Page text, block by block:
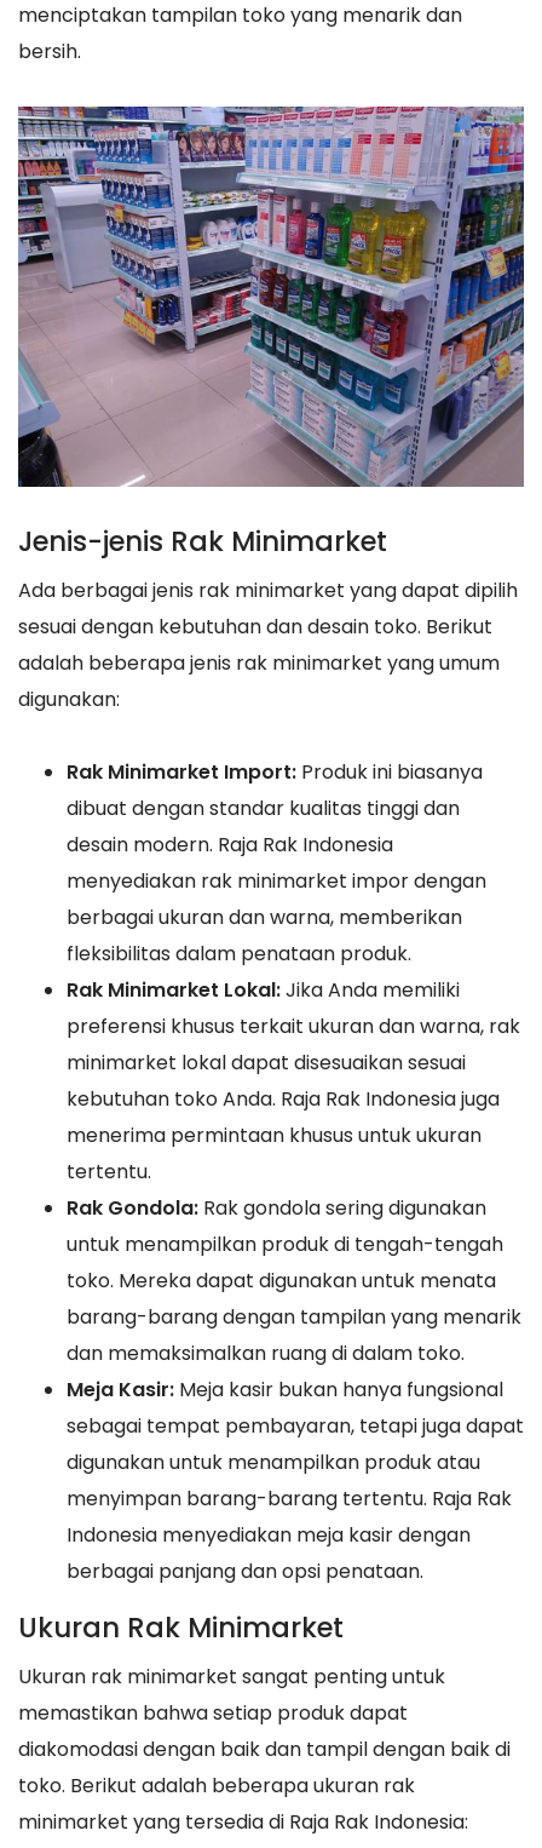
menciptakan tampilan toko yang menarik dan
bersih.
Jenis-jenis Rak Minimarket
Ada berbagai jenis rak minimarket yang dapat dipilih
sesuai dengan kebutuhan dan desain toko. Berikut
adalah beberapa jenis rak minimarket yang umum
digunakan:
Rak Minimarket Import: Produk ini biasanya
dibuat dengan standar kualitas tinggi dan
desain modern. Raja Rak Indonesia
menyediakan rak minimarket impor dengan
berbagai ukuran dan warna, memberikan
fleksibilitas dalam penataan produk.
Rak Minimarket Lokal:Jika Anda memiliki
preferensi khusus terkait ukuran dan warna, rak
minimarket lokal dapat disesuaikan sesuai
kebutuhan toko Anda. Raja Rak Indonesia juga
menerima permintaan khusus untuk ukuran
tertentu.
Rak Gondola: Rak gondola sering digunakan
untuk menampilkan produk di tengah-tengah
toko. Mereka dapat digunakan untuk menata
barang-barang dengan tampilan yang menarik
dan memaksimalkan ruang di dalam toko.
Meja Kasir: Meja kasir bukan hanya fungsional
sebagai tempat pembayaran, tetapi juga dapat
digunakan untuk menampilkan produk atau
menyimpan barang-barang tertentu. Raja Rak
Indonesia menyediakan meja kasir dengan
berbagai panjang dan opsi penataan.
Ukuran Rak Minimarket
Ukuran rak minimarket sangat penting untuk
memastikan bahwa setiap produk dapat
diakomodasi dengan baik dan tampil dengan baik di
toko. Berikut adalah beberapa ukuran rak
minimarket yang tersedia di Raja Rak Indonesia: